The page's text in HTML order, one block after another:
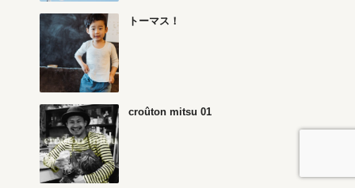
トーマス！
croûton mitsu 01